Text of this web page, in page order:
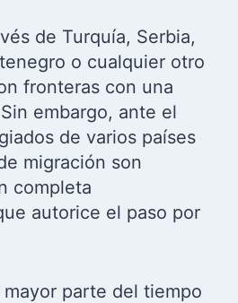
de Turquía, Serbia,
o cualquier otro
fronteras con una
embargo, ante el
de varios países
migración son
completa
autorice el paso por
parte del tiempo